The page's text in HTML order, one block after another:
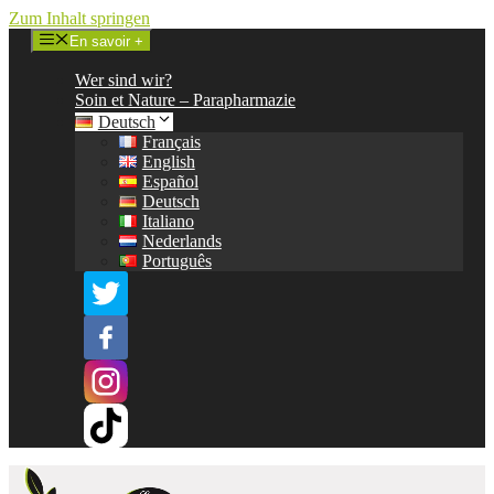
Zum Inhalt springen
En savoir +
Wer sind wir?
Soin et Nature – Parapharmazie
Deutsch
Français
English
Español
Deutsch
Italiano
Nederlands
Português